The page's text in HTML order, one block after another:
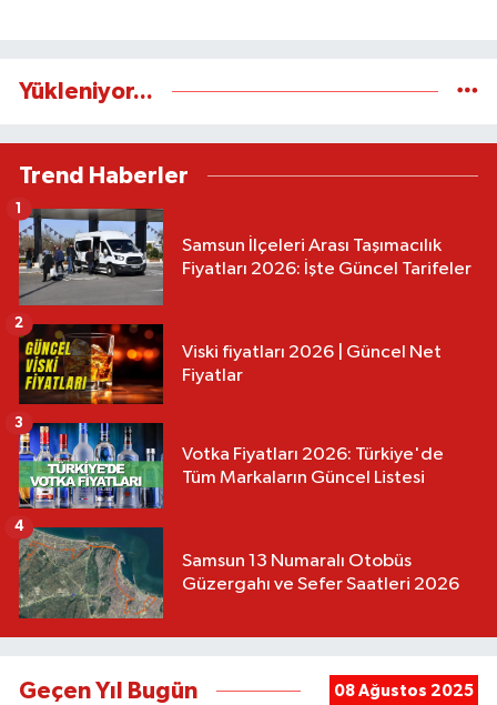
Yükleniyor...
Trend Haberler
Samsun İlçeleri Arası Taşımacılık
Fiyatları 2026: İşte Güncel Tarifeler
1
Viski fiyatları 2026 | Güncel Net
Fiyatlar
2
Votka Fiyatları 2026: Türkiye'de
Tüm Markaların Güncel Listesi
3
Samsun 13 Numaralı Otobüs
Güzergahı ve Sefer Saatleri 2026
4
Geçen Yıl Bugün 08 Ağustos 2025